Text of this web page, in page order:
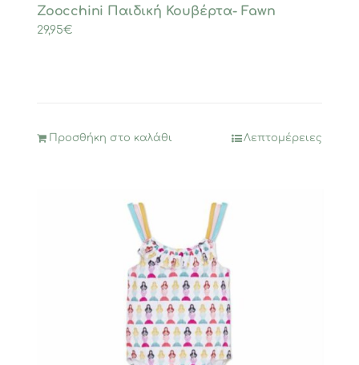
Zoocchini Παιδική Κουβέρτα- Fawn
29,95€
Προσθήκη στο καλάθι Λεπτομέρειες